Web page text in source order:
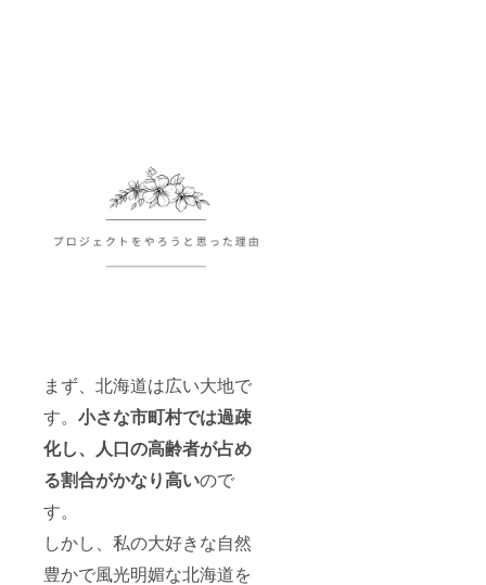
まず、北海道は広い大地で
す。 小さな市町村では過疎
化し、人口の高齢者が占め
る割合がかなり高いので
す。
しかし、私の大好きな自然
豊かで風光明媚な北海道を